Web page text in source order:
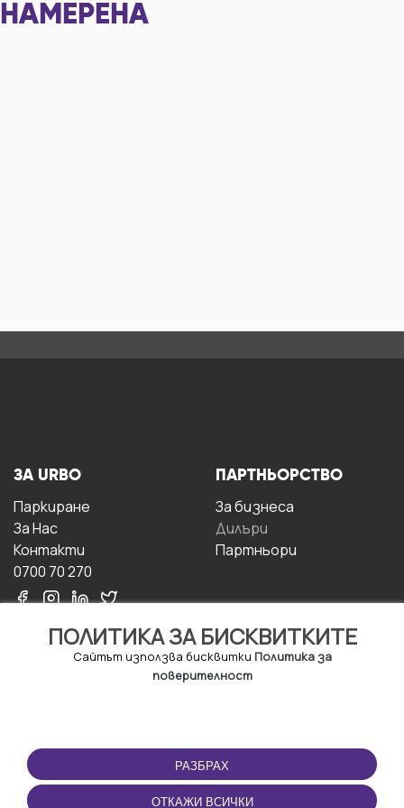
НАМЕРЕНА
ПОЛИТИКА ЗА БИСКВИТКИТЕ
Сайтът използва бисквитки Политика за
поверителност
РАЗБРАХ
ОТКАЖИ ВСИЧКИ
ЗА URBO
Паркиране
За Hас
Контакти
0700 70 270
ПАРТНЬОРСТВО
За бизнесa
Дилъри
Партньори
ПОЛЗВАНЕ
Правила и условия за
ползване
ПРИЛОЖЕНИЕТО